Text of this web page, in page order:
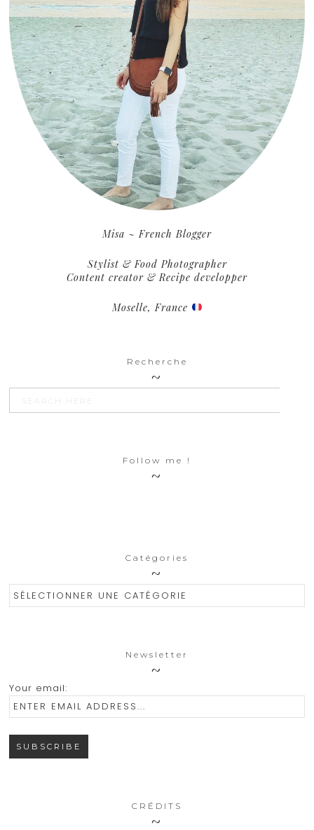
Misa ~ French Blogger
Stylist & Food Photographer
Content creator & Recipe developper
Moselle, France
Recherche
Search SEARCH
Follow me !
Catégories
Catégories
Newsletter
Your email:
CRÉDITS